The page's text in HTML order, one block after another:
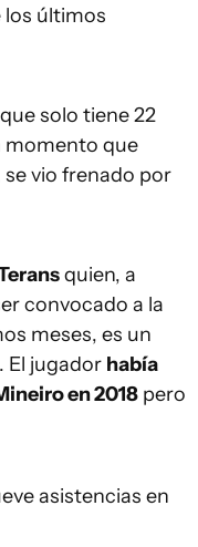
los últimos
solo tiene 22
momento que
vio frenado por
quien, a
convocado a la
meses, es un
El jugador había
en 2018 pero
asistencias en